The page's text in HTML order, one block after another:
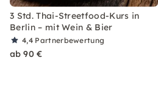
3 Std. Thai-Streetfood-Kurs in
Berlin – mit Wein & Bier
4,4 Partnerbewertung
ab 90 €